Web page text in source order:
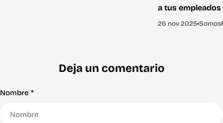
a tus empleados
26 nov 2025
Deja un comentario
Nombre *